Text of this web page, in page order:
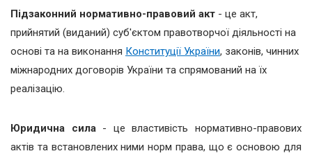
Підзаконний нормативно-правовий акт - це акт,
прийнятий (виданий) суб'єктом правотворчої діяльності на
основі та на виконання Конституції України, законів, чинних
міжнародних договорів України та спрямований на їх
реалізацію.
Юридична сила- це властивість нормативно-правових
актів та встановлених ними норм права, що є основою для